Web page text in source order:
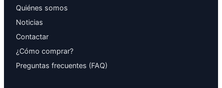
Quiénes somos
Noticias
Contactar
¿Cómo comprar?
Preguntas frecuentes (FAQ)